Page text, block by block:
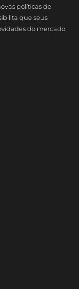
políticas de
que seus
do mercado